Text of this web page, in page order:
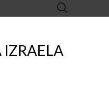
Szukaj: